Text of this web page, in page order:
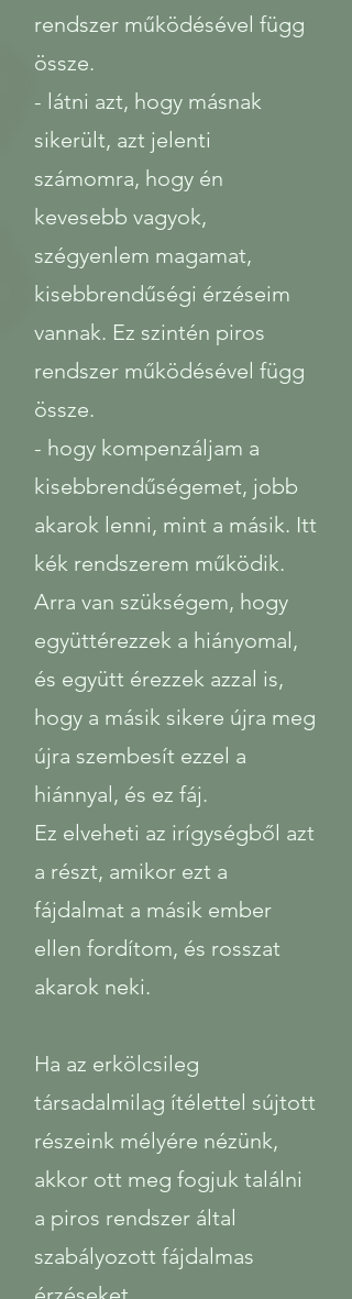
rendszer működésével függ
össze.
- látni azt, hogy másnak
sikerült, azt jelenti
számomra, hogy én
kevesebb vagyok,
szégyenlem magamat,
kisebbrendűségi érzéseim
vannak. Ez szintén piros
rendszer működésével függ
össze.
- hogy kompenzáljam a
kisebbrendűségemet, jobb
akarok lenni, mint a másik. Itt
kék rendszerem működik.
Arra van szükségem, hogy
együttérezzek a hiányomal,
és együtt érezzek azzal is,
hogy a másik sikere újra meg
újra szembesít ezzel a
hiánnyal, és ez fáj.
Ez elveheti az irígységből azt
a részt, amikor ezt a
fájdalmat a másik ember
ellen fordítom, és rosszat
akarok neki.
Ha az erkölcsileg
társadalmilag ítélettel sújtott
részeink mélyére nézünk,
akkor ott meg fogjuk találni
a piros rendszer által
szabályozott fájdalmas